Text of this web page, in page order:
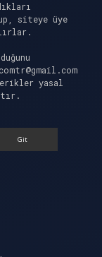
siteye üye
yasal